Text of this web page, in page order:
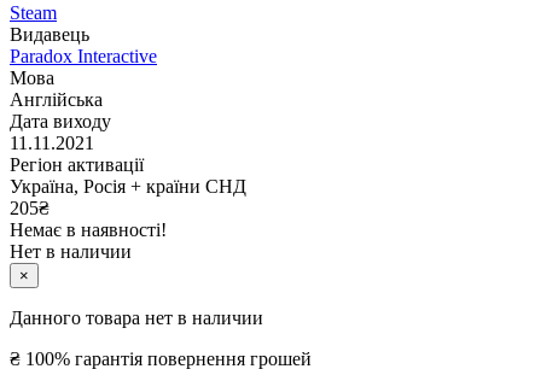
Steam
Видавець
Paradox Interactive
Мова
Англійська
Дата виходу
11.11.2021
Регіон активації
Україна, Росія + країни СНД
205₴
Немає в наявності!
Нет в наличии
×
Данного товара нет в наличии
₴ 100% гарантія повернення грошей